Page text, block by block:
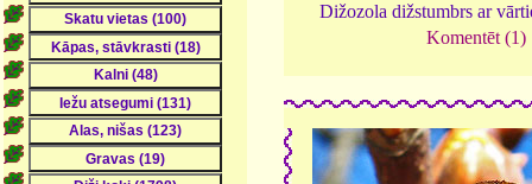
Dižozola dižstumbrs ar
Komentēt (1)